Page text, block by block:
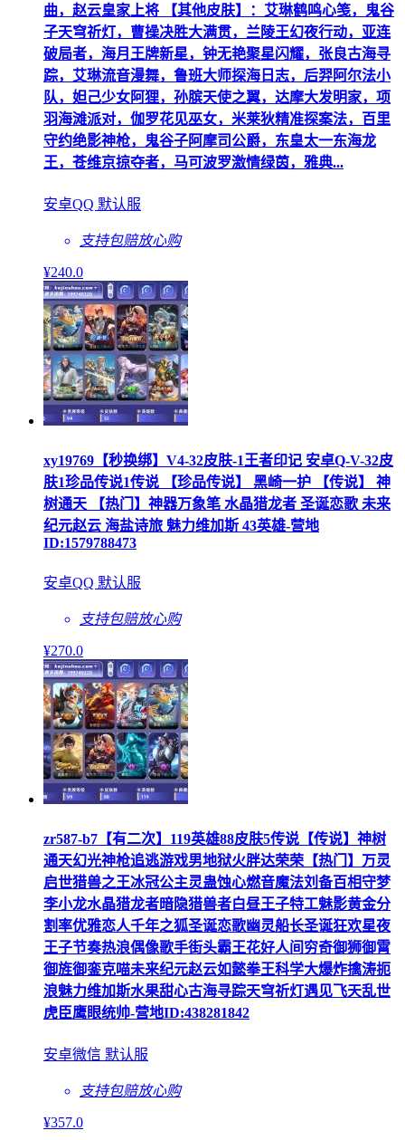
曲，赵云皇家上将 【其他皮肤】：艾琳鹤鸣心笺，鬼谷
子天穹祈灯，曹操决胜大满贯，兰陵王幻夜行动，亚连
破局者，海月王牌新星，钟无艳聚星闪耀，张良古海寻
踪，艾琳流音漫舞，鲁班大师探海日志，后羿阿尔法小
队，妲己少女阿狸，孙膑天使之翼，达摩大发明家，项
羽海滩派对，伽罗花见巫女，米莱狄精准探案法，百里
守约绝影神枪，鬼谷子阿摩司公爵，东皇太一东海龙
王，苍维京掠夺者，马可波罗激情绿茵，雅典...
安卓QQ 默认服
支持包赔放心购
¥240.0
xy19769【秒换绑】V4-32皮肤-1王者印记 安卓Q-V-32皮
肤1珍品传说1传说 【珍品传说】 黑崎一护 【传说】 神
树通天 【热门】神器万象笔 水晶猎龙者 圣诞恋歌 未来
纪元赵云 海盐诗旅 魅力维加斯 43英雄-营地
ID:1579788473
安卓QQ 默认服
支持包赔放心购
¥270.0
zr587-b7【有二次】119英雄88皮肤5传说【传说】神树
通天幻光神枪追逃游戏男地狱火胖达荣荣【热门】万灵
启世猎兽之王冰冠公主灵蛊蚀心燃音魔法刘备百相守梦
李小龙水晶猎龙者暗隐猎兽者白昼王子特工魅影黄金分
割率优雅恋人千年之狐圣诞恋歌幽灵船长圣诞狂欢星夜
王子节奏热浪偶像歌手街头霸王花好人间穷奇御狮御霄
御旌御銮克喵未来纪元赵云如懿拳王科学大爆炸擒涛扼
浪魅力维加斯水果甜心古海寻踪天穹祈灯遇见飞天乱世
虎臣鹰眼统帅-营地ID:438281842
安卓微信 默认服
支持包赔放心购
¥357.0